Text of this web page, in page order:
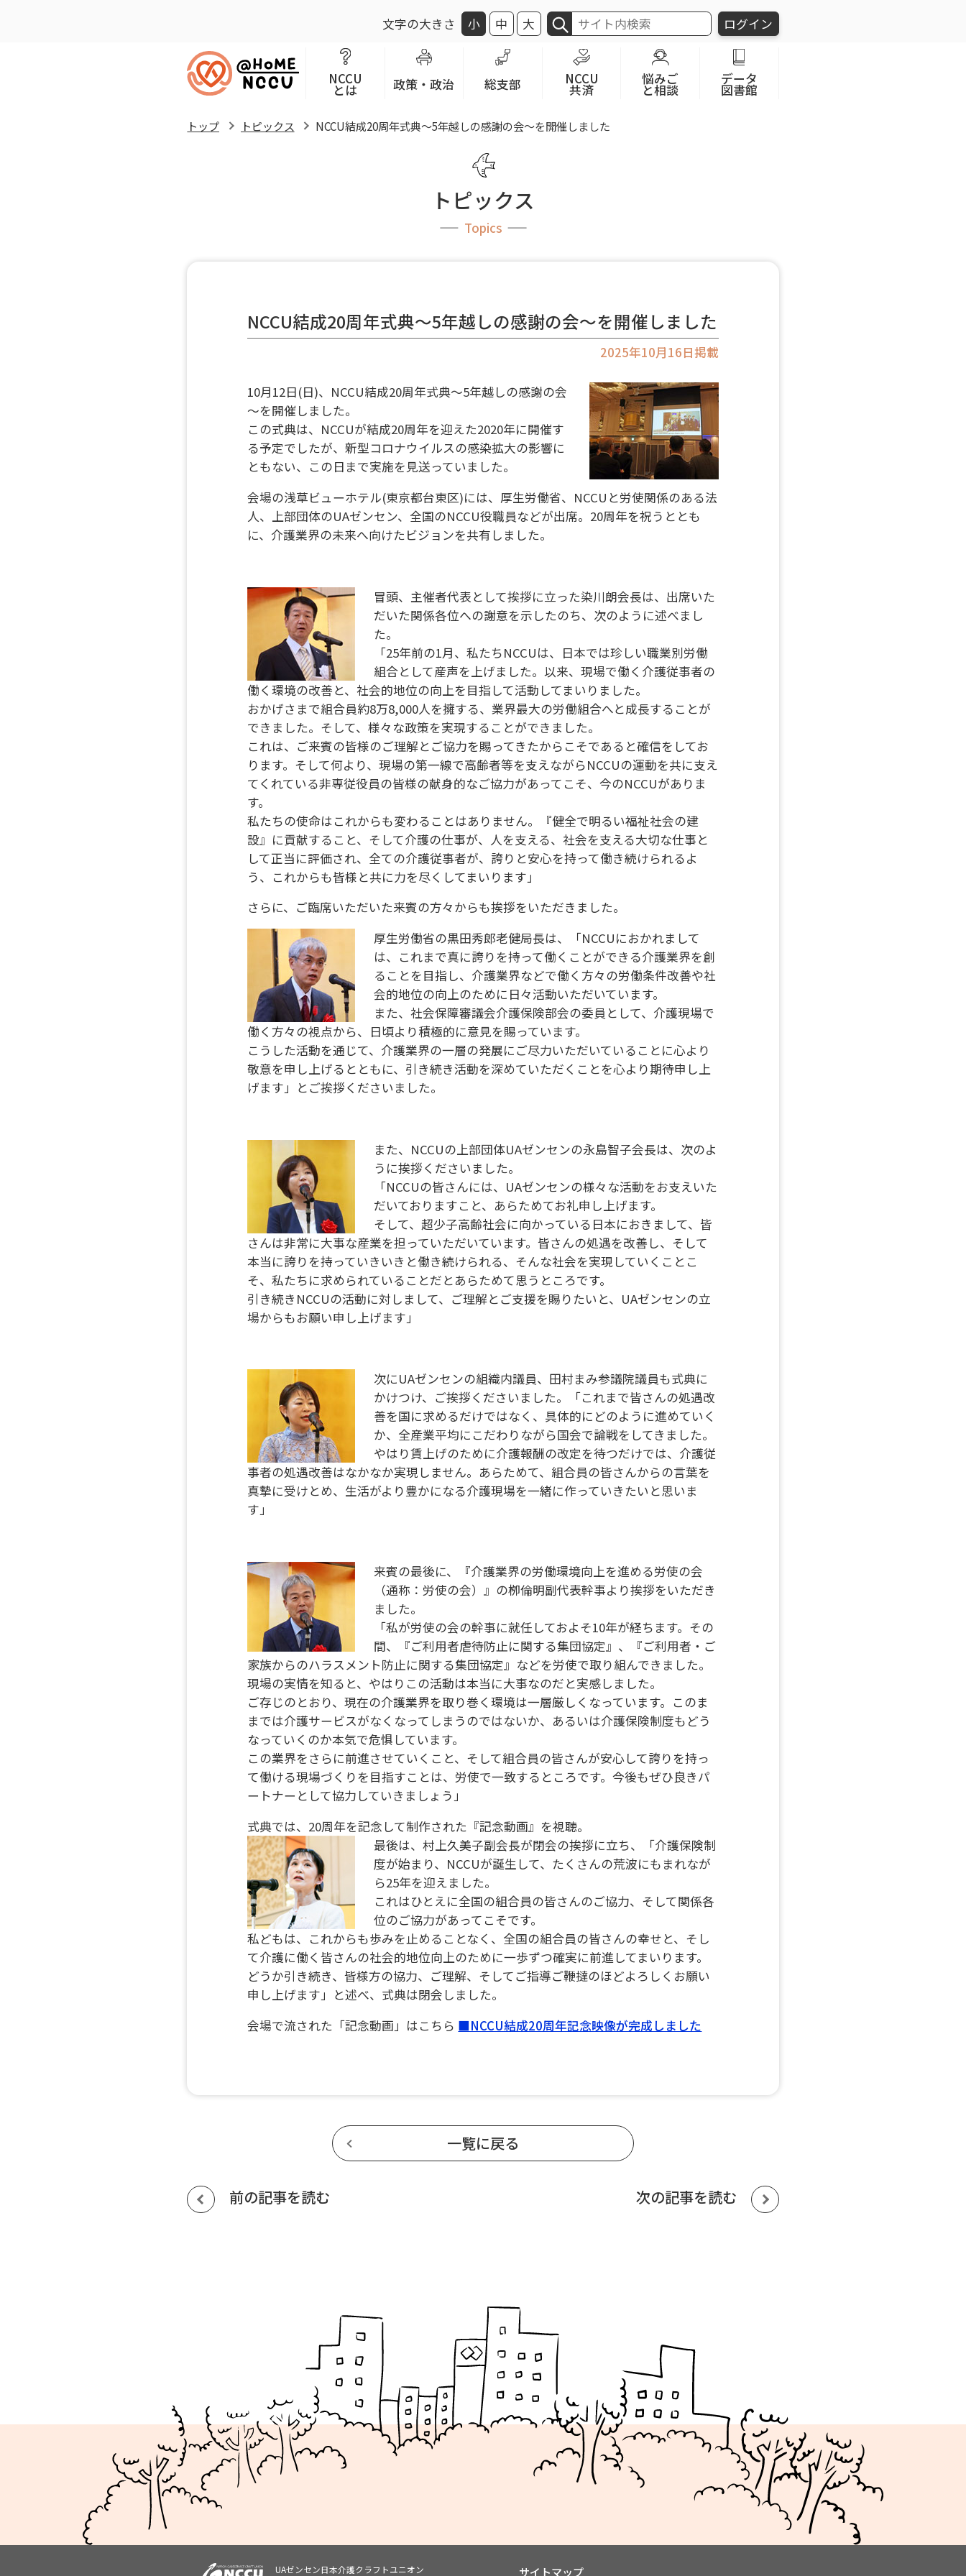
文字の大きさ 小 中 大 ログイン
NCCU
とは 政策・政治 総支部 NCCU
共済
悩みご
と相談
データ
図書館
トップ トピックス NCCU結成20周年式典～5年越しの感謝の会～を開催しました
トピックス
Topics
NCCU結成20周年式典～5年越しの感謝の会～を開催しました
2025年10月16日掲載
10月12日(日)、NCCU結成20周年式典～5年越しの感謝の会
～を開催しました。
この式典は、NCCUが結成20周年を迎えた2020年に開催す
る予定でしたが、新型コロナウイルスの感染拡大の影響に
ともない、この日まで実施を見送っていました。
会場の浅草ビューホテル(東京都台東区)には、厚生労働省、NCCUと労使関係のある法
人、上部団体のUAゼンセン、全国のNCCU役職員などが出席。20周年を祝うととも
に、介護業界の未来へ向けたビジョンを共有しました。
冒頭、主催者代表として挨拶に立った染川朗会長は、出席いた
だいた関係各位への謝意を示したのち、次のように述べまし
た。
「25年前の1月、私たちNCCUは、日本では珍しい職業別労働
組合として産声を上げました。以来、現場で働く介護従事者の
働く環境の改善と、社会的地位の向上を目指して活動してまいりました。
おかげさまで組合員約8万8,000人を擁する、業界最大の労働組合へと成長することが
できました。そして、様々な政策を実現することができました。
これは、ご来賓の皆様のご理解とご協力を賜ってきたからこそであると確信をしてお
ります。そして何より、現場の第一線で高齢者等を支えながらNCCUの運動を共に支え
てくれている非専従役員の皆様の献身的なご協力があってこそ、今のNCCUがありま
す。
私たちの使命はこれからも変わることはありません。『健全で明るい福祉社会の建
設』に貢献すること、そして介護の仕事が、人を支える、社会を支える大切な仕事と
して正当に評価され、全ての介護従事者が、誇りと安心を持って働き続けられるよ
う、これからも皆様と共に力を尽くしてまいります」
さらに、ご臨席いただいた来賓の方々からも挨拶をいただきました。
厚生労働省の黒田秀郎老健局長は、「NCCUにおかれまして
は、これまで真に誇りを持って働くことができる介護業界を創
ることを目指し、介護業界などで働く方々の労働条件改善や社
会的地位の向上のために日々活動いただいています。
また、社会保障審議会介護保険部会の委員として、介護現場で
働く方々の視点から、日頃より積極的に意見を賜っています。
こうした活動を通じて、介護業界の一層の発展にご尽力いただいていることに心より
敬意を申し上げるとともに、引き続き活動を深めていただくことを心より期待申し上
げます」とご挨拶くださいました。
また、NCCUの上部団体UAゼンセンの永島智子会長は、次のよ
うに挨拶くださいました。
「NCCUの皆さんには、UAゼンセンの様々な活動をお支えいた
だいておりますこと、あらためてお礼申し上げます。
そして、超少子高齢社会に向かっている日本におきまして、皆
さんは非常に大事な産業を担っていただいています。皆さんの処遇を改善し、そして
本当に誇りを持っていきいきと働き続けられる、そんな社会を実現していくことこ
そ、私たちに求められていることだとあらためて思うところです。
引き続きNCCUの活動に対しまして、ご理解とご支援を賜りたいと、UAゼンセンの立
場からもお願い申し上げます」
次にUAゼンセンの組織内議員、田村まみ参議院議員も式典に
かけつけ、ご挨拶くださいました。「これまで皆さんの処遇改
善を国に求めるだけではなく、具体的にどのように進めていく
か、全産業平均にこだわりながら国会で論戦をしてきました。
やはり賃上げのために介護報酬の改定を待つだけでは、介護従
事者の処遇改善はなかなか実現しません。あらためて、組合員の皆さんからの言葉を
真摯に受けとめ、生活がより豊かになる介護現場を一緒に作っていきたいと思いま
す」
来賓の最後に、『介護業界の労働環境向上を進める労使の会
（通称：労使の会）』の栁倫明副代表幹事より挨拶をいただき
ました。
「私が労使の会の幹事に就任しておよそ10年が経ちます。その
間、『ご利用者虐待防止に関する集団協定』、『ご利用者・ご
家族からのハラスメント防止に関する集団協定』などを労使で取り組んできました。
現場の実情を知ると、やはりこの活動は本当に大事なのだと実感しました。
ご存じのとおり、現在の介護業界を取り巻く環境は一層厳しくなっています。このま
までは介護サービスがなくなってしまうのではないか、あるいは介護保険制度もどう
なっていくのか本気で危惧しています。
この業界をさらに前進させていくこと、そして組合員の皆さんが安心して誇りを持っ
て働ける現場づくりを目指すことは、労使で一致するところです。今後もぜひ良きパ
ートナーとして協力していきましょう」
式典では、20周年を記念して制作された『記念動画』を視聴。
最後は、村上久美子副会長が閉会の挨拶に立ち、「介護保険制
度が始まり、NCCUが誕生して、たくさんの荒波にもまれなが
ら25年を迎えました。
これはひとえに全国の組合員の皆さんのご協力、そして関係各
位のご協力があってこそです。
私どもは、これからも歩みを止めることなく、全国の組合員の皆さんの幸せと、そし
て介護に働く皆さんの社会的地位向上のために一歩ずつ確実に前進してまいります。
どうか引き続き、皆様方の協力、ご理解、そしてご指導ご鞭撻のほどよろしくお願い
申し上げます」と述べ、式典は閉会しました。
会場で流された「記念動画」はこちら ■NCCU結成20周年記念映像が完成しました
一覧に戻る
前の記事を読む 次の記事を読む
サイトマップ
UAゼンセン日本介護クラフトユニオン